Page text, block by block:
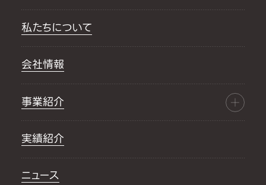
私たちについて
会社情報
事業紹介
実績紹介
ニュース